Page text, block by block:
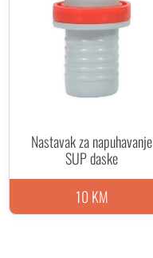
Nastavak za napuhavanje
SUP daske
10 KM